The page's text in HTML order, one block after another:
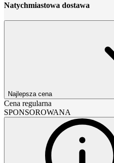
Natychmiastowa dostawa
Najlepsza cena
Cena regularna
SPONSOROWANA